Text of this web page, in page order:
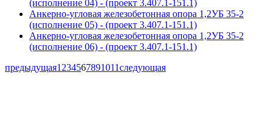
(исполнение 04) - (проект 3.407.1-151.1)
Анкерно-угловая железобетонная опора 1,2УБ 35-2
(исполнение 05) - (проект 3.407.1-151.1)
Анкерно-угловая железобетонная опора 1,2УБ 35-2
(исполнение 06) - (проект 3.407.1-151.1)
предыдущая1234567891011следующая